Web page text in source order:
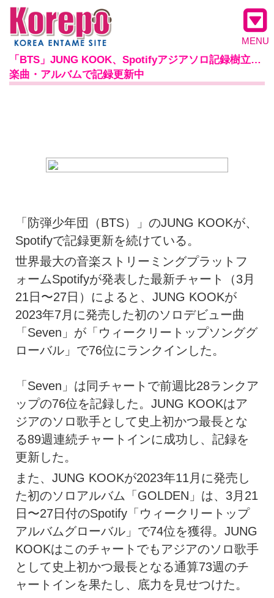
MENU
「BTS」JUNG KOOK、Spotifyアジアソロ記録樹立…
楽曲・アルバムで記録更新中
「防弾少年団（BTS）」のJUNG KOOKが、
Spotifyで記録更新を続けている。
世界最大の音楽ストリーミングプラットフ
ォームSpotifyが発表した最新チャート（3月
21日〜27日）によると、JUNG KOOKが
2023年7月に発売した初のソロデビュー曲
「Seven」が「ウィークリートップソンググ
ローバル」で76位にランクインした。
「Seven」は同チャートで前週比28ランクア
ップの76位を記録した。JUNG KOOKはア
ジアのソロ歌手として史上初かつ最長とな
る89週連続チャートインに成功し、記録を
更新した。
また、JUNG KOOKが2023年11月に発売し
た初のソロアルバム「GOLDEN」は、3月21
日〜27日付のSpotify「ウィークリートップ
アルバムグローバル」で74位を獲得。JUNG
KOOKはこのチャートでもアジアのソロ歌手
として史上初かつ最長となる通算73週のチ
ャートインを果たし、底力を見せつけた。